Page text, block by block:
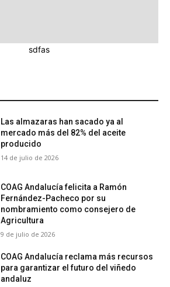
sdfas
Las almazaras han sacado ya al
mercado más del 82% del aceite
producido
14 de julio de 2026
COAG Andalucía felicita a Ramón
Fernández-Pacheco por su
nombramiento como consejero de
Agricultura
9 de julio de 2026
COAG Andalucía reclama más recursos
para garantizar el futuro del viñedo
andaluz